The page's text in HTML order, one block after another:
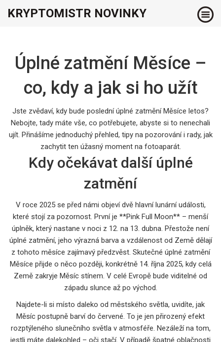
KRYPTOMISTR NOVINKY
Úplné zatmění Měsíce –
co, kdy a jak si ho užít
Jste zvědaví, kdy bude poslední úplné zatmění Měsíce letos?
Nebojte, tady máte vše, co potřebujete, abyste si to nenechali
ujít. Přinášíme jednoduchý přehled, tipy na pozorování i rady, jak
zachytit ten úžasný moment na fotoaparát.
Kdy očekávat další úplné
zatmění
V roce 2025 se před námi objeví dvě hlavní lunární události,
které stojí za pozornost. První je **Pink Full Moon** – menší
úplněk, který nastane v noci z 12. na 13. dubna. Přestože není
úplné zatmění, jeho výrazná barva a vzdálenost od Země dělají
z tohoto měsíce zajímavý předzvěst. Skutečné úplné zatmění
Měsíce přijde o něco později, konkrétně 14. října 2025, kdy celá
Země zakryje Měsíc stínem. V celé Evropě bude viditelné od
západu slunce až po východ.
Najdete-li si místo daleko od městského světla, uvidíte, jak
Měsíc postupně barví do červené. To je jen přirozený efekt
rozptýleného slunečního světla v atmosféře. Nezáleží na tom,
jestli máte dalekohled – oči stačí. V případě špatné oblačnosti